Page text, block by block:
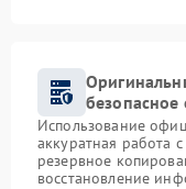
Использование
аккуратная работа
резервное
восстановление